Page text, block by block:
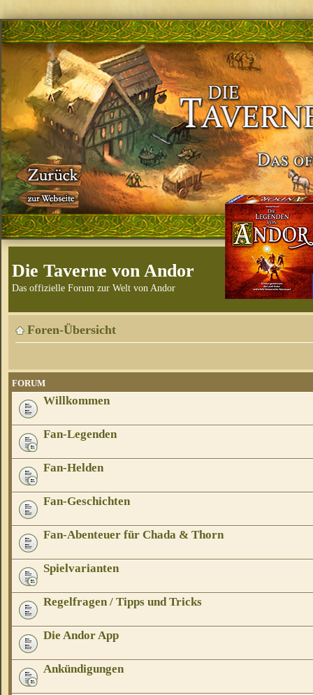
Die Taverne von Andor
Das offizielle Forum zur Welt von Andor
Foren-Übersicht
FORUM
Willkommen
Fan-Legenden
Fan-Helden
Fan-Geschichten
Fan-Abenteuer für Chada & Thorn
Spielvarianten
Regelfragen / Tipps und Tricks
Die Andor App
Ankündigungen